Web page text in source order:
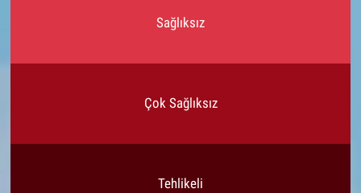
Sağlıksız
Çok Sağlıksız
Tehlikeli